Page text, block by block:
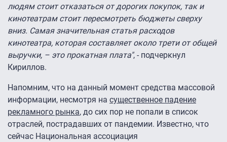
людям стоит отказаться от дорогих покупок, так и
кинотеатрам стоит пересмотреть бюджеты сверху
вниз. Самая значительная статья расходов
кинотеатра, которая составляет около трети от общей
выручки, – это прокатная плата", - подчеркнул
Кириллов.
Напомним, что на данный момент средства массовой
информации, несмотря на существенное падение
рекламного рынка, до сих пор не попали в список
отраслей, пострадавших от пандемии. Известно, что
сейчас Национальная ассоциация